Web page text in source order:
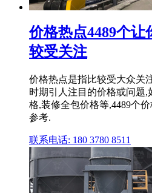
价格热点4489个
较受关注
价格热点是指比较受大众关
时期引人注目的价格或问题,
格,装修全包价格等,4489个
参考.
联系电话: 180 3780 8511